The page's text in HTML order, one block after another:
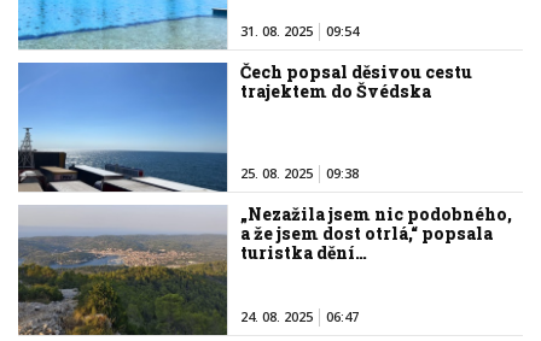
31. 08. 2025 09:54
Čech popsal děsivou cestu
trajektem do Švédska
25. 08. 2025 09:38
„Nezažila jsem nic podobného,
a že jsem dost otrlá,“ popsala
turistka dění…
24. 08. 2025 06:47